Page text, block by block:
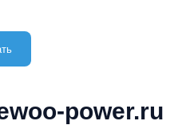
power.ru